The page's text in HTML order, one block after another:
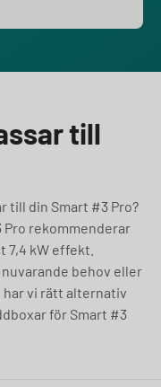
till
till din Smart #3 Pro?
Pro rekommenderar
7,4 kW effekt.
behov eller
vi rätt alternativ
för Smart #3